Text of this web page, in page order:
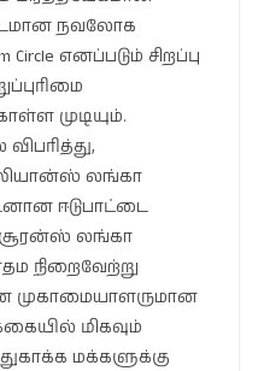
நவலோக
எனப்படும் சிறப்பு
முடியும்.
லங்கா
ஈடுபாட்டை
லங்கா
நிறைவேற்று
முகாமையாளருமான
மிகவும்
மக்களுக்கு